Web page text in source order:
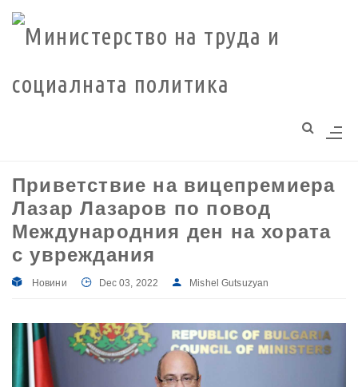
внимание:
достъпност.
Приветствие на вицепремиера
Лазар Лазаров по повод
Международния ден на хората
с увреждания
Новини Dec 03, 2022 Mishel Gutsuzyan